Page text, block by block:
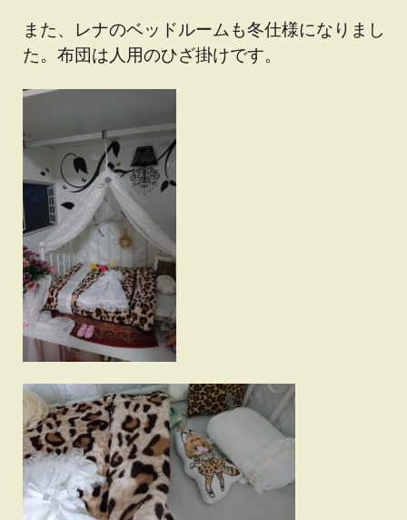
また、レナのベッドルームも冬仕様になりまし
た。布団は人用のひざ掛けです。